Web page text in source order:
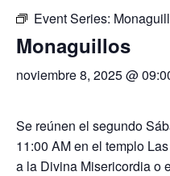
Event Series:
Monaguillos
noviembre 8, 2025 @
Se reúnen el segundo
11:00 AM en el templo
a la Divina Misericordia o